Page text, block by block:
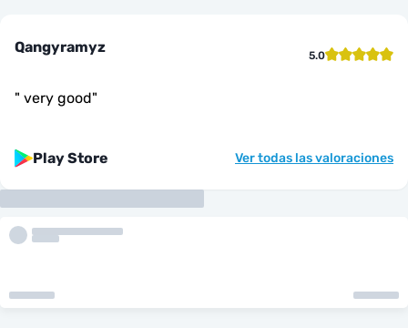
Qangyramyz 5.0
" very good"
Play Store Ver todas las valoraciones